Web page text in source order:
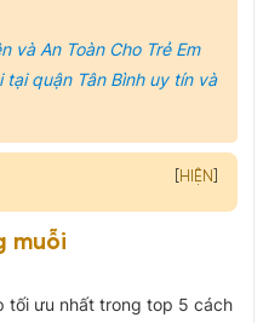
và An Toàn Cho Trẻ Em
quận Tân Bình uy tín và
HIỆN
muỗi
tối ưu nhất trong top 5 cách